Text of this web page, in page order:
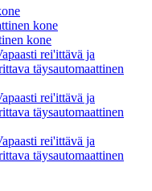
kone
kone
rei'ittävä ja
täysautomaattinen
rei'ittävä ja
täysautomaattinen
rei'ittävä ja
täysautomaattinen